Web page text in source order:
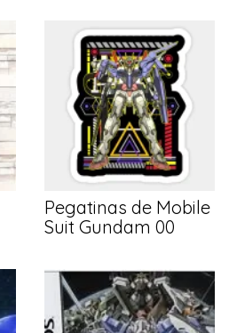
Pegatinas de Mobile
Suit Gundam 00